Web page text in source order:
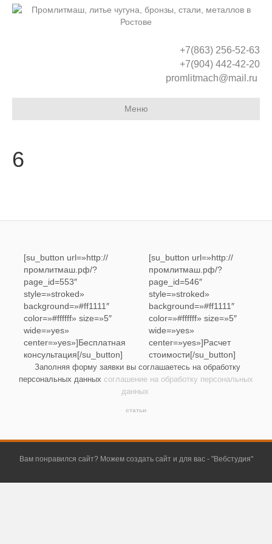
+7(863) 256-52-63
+7(904) 442-42-20
promlitmach@mail.ru
Меню
6
[su_button url=»http://
промлитмаш.рф/?
page_id=553″
style=»stroked»
background=»#ff1111″
color=»#ffffff» size=»5″
wide=»yes»
center=»yes»]Бесплатная
консультация[/su_button]
[su_button url=»http://
промлитмаш.рф/?
page_id=546″
style=»stroked»
background=»#ff1111″
color=»#ffffff» size=»5″
wide=»yes»
center=»yes»]Расчет
стоимости[/su_button]
Заполняя форму заявки вы соглашаетесь на обработку
персональных данных соглашение на обработку персональных
данных
статьи
Вам понравился сайт? Можем создать сайт и для вас - "Вебстудия"